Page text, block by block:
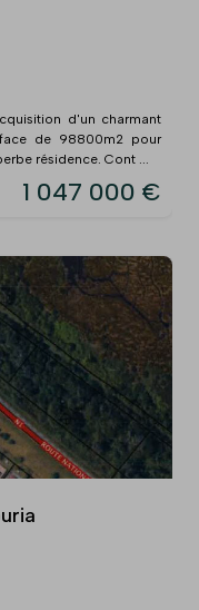
d'un charmant
de 98800m2 pour
résidence. Cont ...
1 047 000 €